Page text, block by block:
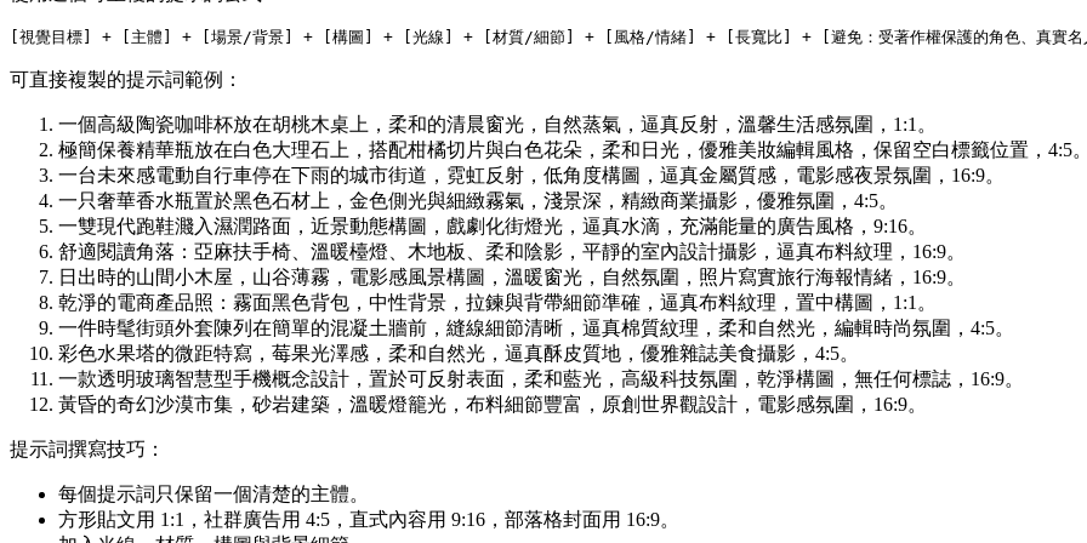
可直接複製的提示詞範例：
一個高級陶瓷咖啡杯放在胡桃木桌上，柔和的清晨窗光，自然蒸氣，逼真反射，溫馨生活感氛圍，1:1。
極簡保養精華瓶放在白色大理石上，搭配柑橘切片與白色花朵，柔和日光，優雅美妝編輯風格，保留空白標籤位置，4:5
一台未來感電動自行車停在下雨的城市街道，霓虹反射，低角度構圖，逼真金屬質感，電影感夜景氛圍，16:9。
一只奢華香水瓶置於黑色石材上，金色側光與細緻霧氣，淺景深，精緻商業攝影，優雅氛圍，4:5。
一雙現代跑鞋濺入濕潤路面，近景動態構圖，戲劇化街燈光，逼真水滴，充滿能量的廣告風格，9:16。
舒適閱讀角落：亞麻扶手椅、溫暖檯燈、木地板、柔和陰影，平靜的室內設計攝影，逼真布料紋理，16:9。
日出時的山間小木屋，山谷薄霧，電影感風景構圖，溫暖窗光，自然氛圍，照片寫實旅行海報情緒，16:9。
乾淨的電商產品照：霧面黑色背包，中性背景，拉鍊與背帶細節準確，逼真布料紋理，置中構圖，1:1。
一件時髦街頭外套陳列在簡單的混凝土牆前，縫線細節清晰，逼真棉質紋理，柔和自然光，編輯時尚氛圍，4:5。
彩色水果塔的微距特寫，莓果光澤感，柔和自然光，逼真酥皮質地，優雅雜誌美食攝影，4:5。
一款透明玻璃智慧型手機概念設計，置於可反射表面，柔和藍光，高級科技氛圍，乾淨構圖，無任何標誌，16:9。
黃昏的奇幻沙漠市集，砂岩建築，溫暖燈籠光，布料細節豐富，原創世界觀設計，電影感氛圍，16:9。
提示詞撰寫技巧：
每個提示詞只保留一個清楚的主體。
方形貼文用 1:1，社群廣告用 4:5，直式內容用 9:16，部落格封面用 16:9。